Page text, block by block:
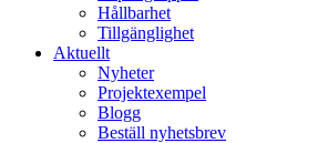
Hållbarhet
Tillgänglighet
Aktuellt
Nyheter
Projektexempel
Blogg
Beställ nyhetsbrev